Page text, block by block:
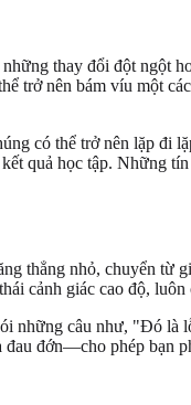
thay đổi đột ngột
trở nên bám víu một
có thể trở nên lặp đi
quả học tập. Những
thẳng nhỏ, chuyển từ
cảnh giác cao độ,
những câu như, "Đó
đớn—cho phép bạn